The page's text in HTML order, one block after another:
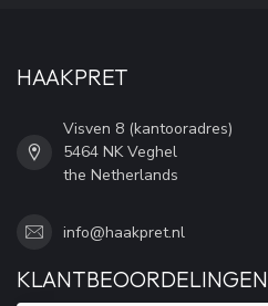
HAAKPRET
Visven 8 (kantooradres)
5464 NK Veghel
the Netherlands
info@haakpret.nl
KLANTBEOORDELINGEN